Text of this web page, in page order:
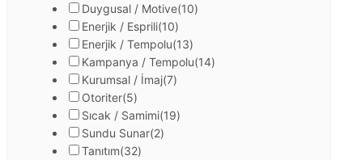
Duygusal / Motive(10)
Enerjik / Esprili(10)
Enerjik / Tempolu(13)
Kampanya / Tempolu(14)
Kurumsal / İmaj(7)
Otoriter(5)
Sıcak / Samimi(19)
Sundu Sunar(2)
Tanıtım(32)